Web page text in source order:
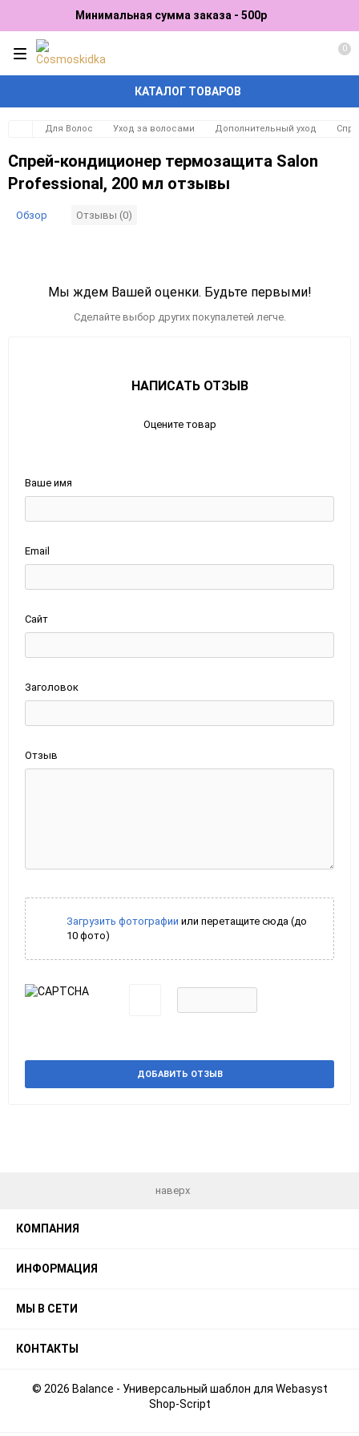
Минимальная сумма заказа - 500р
КАТАЛОГ ТОВАРОВ
0
Для Волос Уход за волосами Дополнительный уход
Спрей-кондиционер термозащита Salon
Professional, 200 мл отзывы
Обзор Отзывы (0)
Мы ждем Вашей оценки. Будьте первыми!
Сделайте выбор других покупалетей легче.
НАПИСАТЬ ОТЗЫВ
Оцените товар
Ваше имя
Email
Сайт
Заголовок
Отзыв
Загрузить фотографии или перетащите сюда (до
10 фото)
ДОБАВИТЬ ОТЗЫВ
наверх
КОМПАНИЯ
ИНФОРМАЦИЯ
МЫ В СЕТИ
КОНТАКТЫ
© 2026 Balance - Универсальный шаблон для Webasyst
Shop-Script